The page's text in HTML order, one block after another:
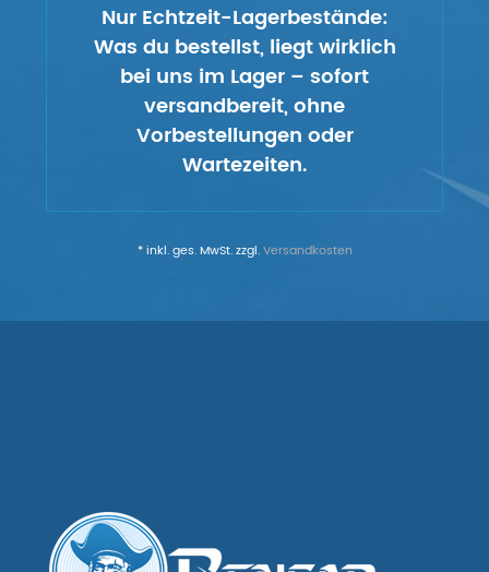
Nur Echtzeit-Lagerbestände:
Was du bestellst, liegt wirklich
bei uns im Lager – sofort
versandbereit, ohne
Vorbestellungen oder
Wartezeiten.
* inkl. ges. MwSt. zzgl.Versandkosten